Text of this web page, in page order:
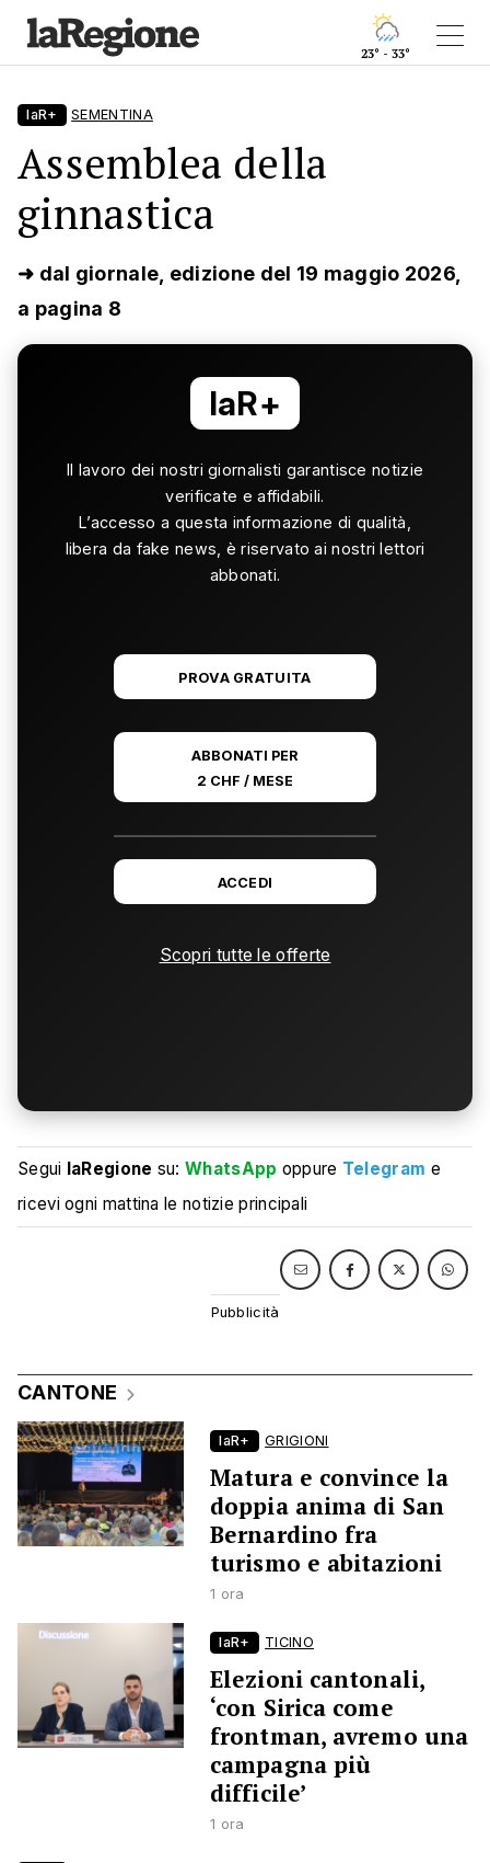
23° - 33°
laR+ SEMENTINA
Assemblea della
ginnastica
➜ dal giornale, edizione del 19 maggio 2026,
a pagina 8
laR+
Il lavoro dei nostri giornalisti garantisce notizie
verificate e affidabili.
L’accesso a questa informazione di qualità,
libera da fake news, è riservato ai nostri lettori
abbonati.
PROVA GRATUITA
ABBONATI PER
2 CHF / MESE
ACCEDI
Scopri tutte le offerte
Segui laRegione su:WhatsApp oppure Telegram e
ricevi ogni mattina le notizie principali
CANTONE
laR+ GRIGIONI
Matura e convince la
doppia anima di San
Bernardino fra
turismo e abitazioni
1 ora
laR+ TICINO
Elezioni cantonali,
‘con Sirica come
frontman, avremo una
campagna più
difficile’
1 ora